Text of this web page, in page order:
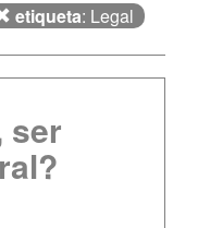
etiqueta: Legal
ser